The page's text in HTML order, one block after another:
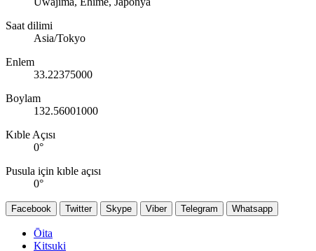
Saat dilimi
Asia/Tokyo
Enlem
33.22375000
Boylam
132.56001000
Kıble Açısı
0°
Pusula için kıble açısı
0°
Facebook Twitter Skype Viber Telegram Whatsapp
Ōita
Kitsuki